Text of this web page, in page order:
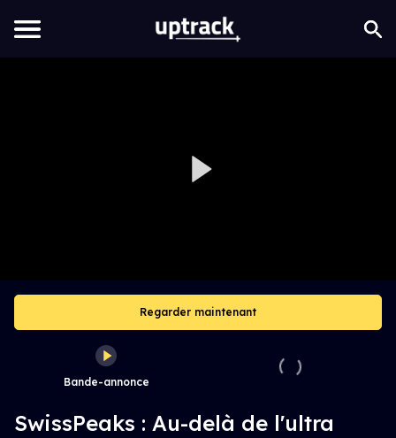
Regarder maintenant
Bande-annonce
SwissPeaks : Au-delà de l'ultra